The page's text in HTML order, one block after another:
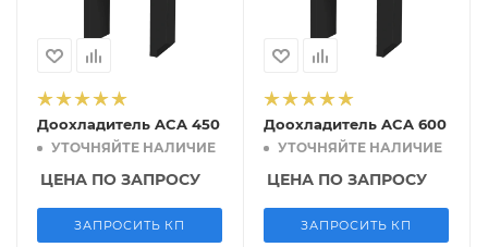
Доохладитель ACA 450
УТОЧНЯЙТЕ НАЛИЧИЕ
ЦЕНА ПО ЗАПРОСУ
ЗАПРОСИТЬ КП
Доохладитель ACA 600
УТОЧНЯЙТЕ НАЛИЧИЕ
ЦЕНА ПО ЗАПРОСУ
ЗАПРОСИТЬ КП